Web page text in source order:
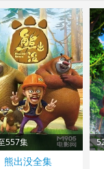
557集
熊出没全集